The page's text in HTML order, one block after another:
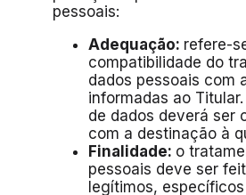
pessoais:
Adequação: refere-
compatibilidade do
dados pessoais com
informadas ao
de dados deverá ser
com a destinação à
Finalidade: o
pessoais deve ser
legítimos,